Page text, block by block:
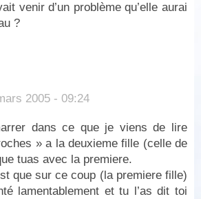
venir d’un problème qu’elle aurai
?
2005 - 09:24
dans ce que je viens de lire
» a la deuxieme fille (celle de
tuas avec la premiere.
que sur ce coup (la premiere fille)
lamentablement et tu l’as dit toi